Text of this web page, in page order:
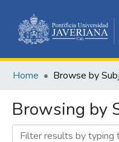
Home Browse by
Browsing by